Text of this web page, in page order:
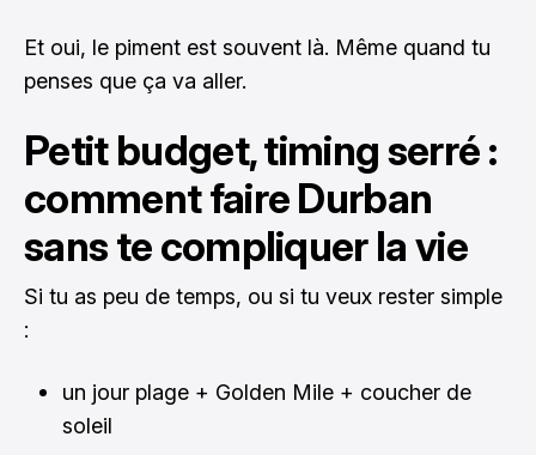
Et oui, le piment est souvent là. Même quand tu
penses que ça va aller.
Petit budget, timing serré :
comment faire Durban
sans te compliquer la vie
Si tu as peu de temps, ou si tu veux rester simple
:
un jour plage + Golden Mile + coucher de
soleil